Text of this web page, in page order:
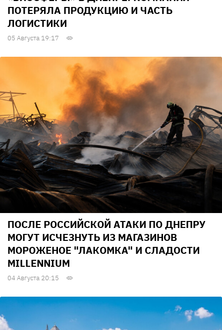
ПОТЕРЯЛА ПРОДУКЦИЮ И ЧАСТЬ
ЛОГИСТИКИ
05 Августа 19:17
ПОСЛЕ РОССИЙСКОЙ АТАКИ ПО ДНЕПРУ
МОГУТ ИСЧЕЗНУТЬ ИЗ МАГАЗИНОВ
МОРОЖЕНОЕ "ЛАКОМКА" И СЛАДОСТИ
MILLENNIUM
04 Августа 20:15